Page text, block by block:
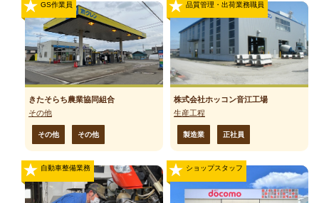
GS作業員
きたそらち農業協同組合
その他
その他 その他
品質管理・出荷業務職員
株式会社ホッコン音江工場
生産工程
製造業 正社員
自動車整備業務 ショップスタッフ